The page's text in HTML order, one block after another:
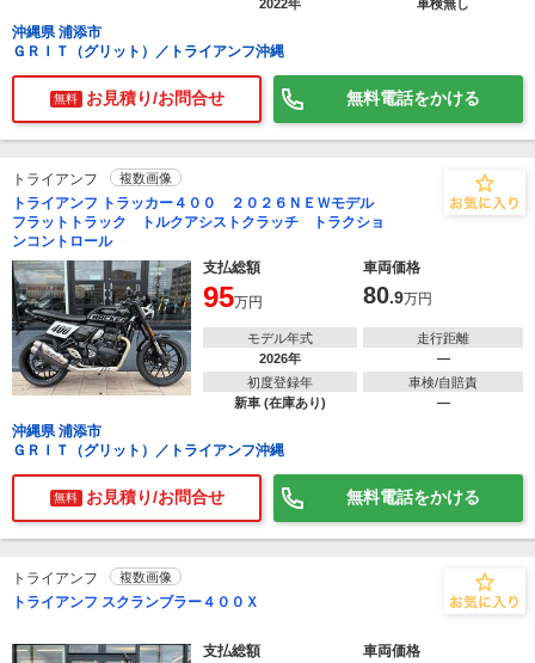
2022年 車検無し
沖縄県 浦添市
ＧＲＩＴ（グリット）／トライアンフ沖縄
無料 お見積り/お問合せ 無料電話をかける
トライアンフ 複数画像
トライアンフ トラッカー４００ ２０２６ＮＥＷモデル
フラットトラック トルクアシストクラッチ トラクショ
ンコントロール
支払総額
車両価格
95万円 80.9万円
モデル年式
2026年
走行距離
―
初度登録年
新車 (在庫あり)
車検/自賠責
―
沖縄県 浦添市
ＧＲＩＴ（グリット）／トライアンフ沖縄
無料 お見積り/お問合せ 無料電話をかける
トライアンフ 複数画像
トライアンフ スクランブラー４００Ｘ
支払総額 車両価格